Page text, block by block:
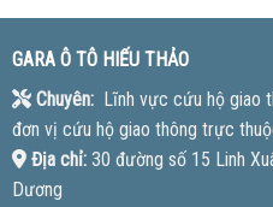
GARA Ô TÔ HIẾU THẢO
Chuyên:Lĩnh vực cứu hộ giao
đơn vị cứu hộ giao thông trực
Địa chỉ:30 đường số 15 Linh
Dương